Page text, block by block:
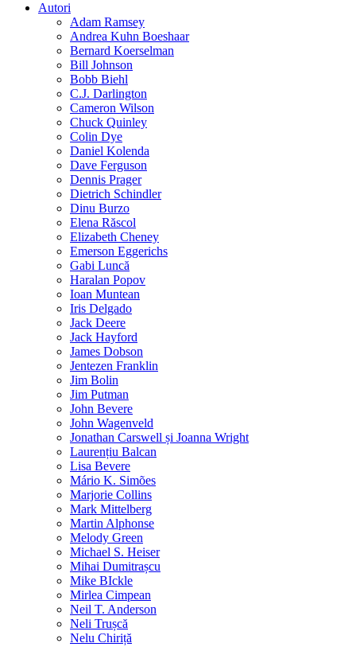
Autori
Adam Ramsey
Andrea Kuhn Boeshaar
Bernard Koerselman
Bill Johnson
Bobb Biehl
C.J. Darlington
Cameron Wilson
Chuck Quinley
Colin Dye
Daniel Kolenda
Dave Ferguson
Dennis Prager
Dietrich Schindler
Dinu Burzo
Elena Răscol
Elizabeth Cheney
Emerson Eggerichs
Gabi Luncă
Haralan Popov
Ioan Muntean
Iris Delgado
Jack Deere
Jack Hayford
James Dobson
Jentezen Franklin
Jim Bolin
Jim Putman
John Bevere
John Wagenveld
Jonathan Carswell și Joanna Wright
Laurențiu Balcan
Lisa Bevere
Mário K. Simões
Marjorie Collins
Mark Mittelberg
Martin Alphonse
Melody Green
Michael S. Heiser
Mihai Dumitrașcu
Mike BIckle
Mirlea Cimpean
Neil T. Anderson
Neli Trușcă
Nelu Chiriță